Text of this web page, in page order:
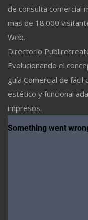
de consulta comercial
mas de 18.000
Web.
Directorio
Evolucionando el
guía Comercial de
estético y funcional
impresos.